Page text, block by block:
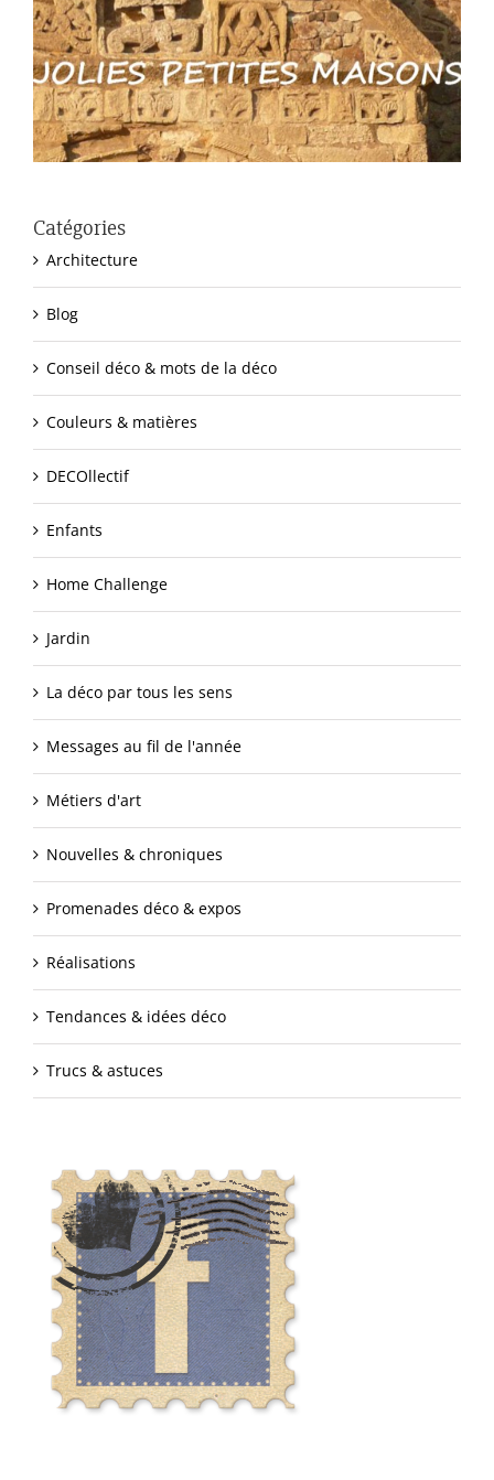
Catégories
Architecture
Blog
Conseil déco & mots de la déco
Couleurs & matières
DECOllectif
Enfants
Home Challenge
Jardin
La déco par tous les sens
Messages au fil de l'année
Métiers d'art
Nouvelles & chroniques
Promenades déco & expos
Réalisations
Tendances & idées déco
Trucs & astuces